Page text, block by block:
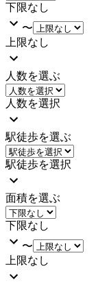
下限なし
〜
上限なし
人数を選ぶ
人数を選択
駅徒歩を選ぶ
駅徒歩を選択
面積を選ぶ
下限なし
〜
上限なし